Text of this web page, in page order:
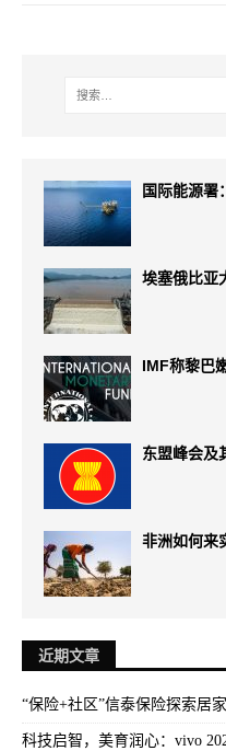
国际能源署
埃塞俄比亚
IMF称黎巴
东盟峰会及
非洲如何来
近期文章
“保险+社区”信泰保险探索居
科技启智，美育润心：vivo